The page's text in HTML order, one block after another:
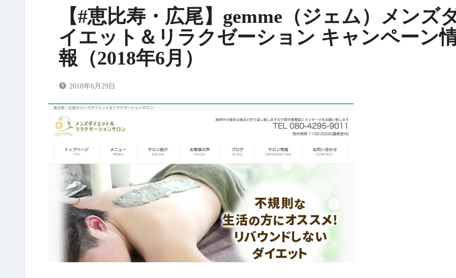
【#恵比寿・広尾】gemme（ジェム）メンズ
イエット＆リラクゼーション キャンペーン
報（2018年6月）
2018年6月29日